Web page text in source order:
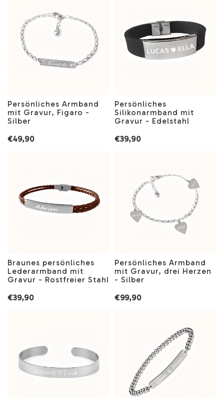
Persönliches Armband
mit Gravur, Figaro -
Silber
€49,90
Persönliches
Silikonarmband mit
Gravur - Edelstahl
€39,90
Braunes persönliches
Lederarmband mit
Gravur - Rostfreier Stahl
€39,90
Persönliches Armband
mit Gravur, drei Herzen
- Silber
€99,90